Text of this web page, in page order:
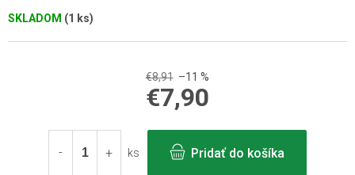
SKLADOM (1 ks)
€8,91 –11 %
€7,90
cena:
ks
Pridať do košíka